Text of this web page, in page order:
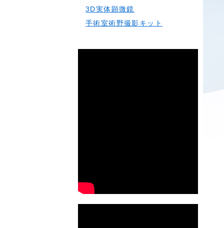
3D実体顕微鏡
手術室術野撮影キット